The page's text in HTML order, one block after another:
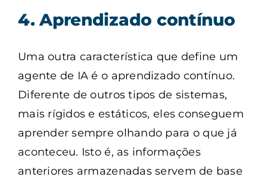
4. Aprendizado contínuo
Uma outra característica que define um
agente de IA é o aprendizado contínuo.
Diferente de outros tipos de sistemas,
mais rígidos e estáticos, eles conseguem
aprender sempre olhando para o que já
aconteceu. Isto é, as informações
anteriores armazenadas servem de base